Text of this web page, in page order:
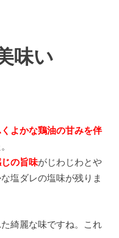
味い
よかな鶏油の甘みを伴
の旨味がじわじわとや
塩ダレの塩味が残りま
綺麗な味ですね。これ